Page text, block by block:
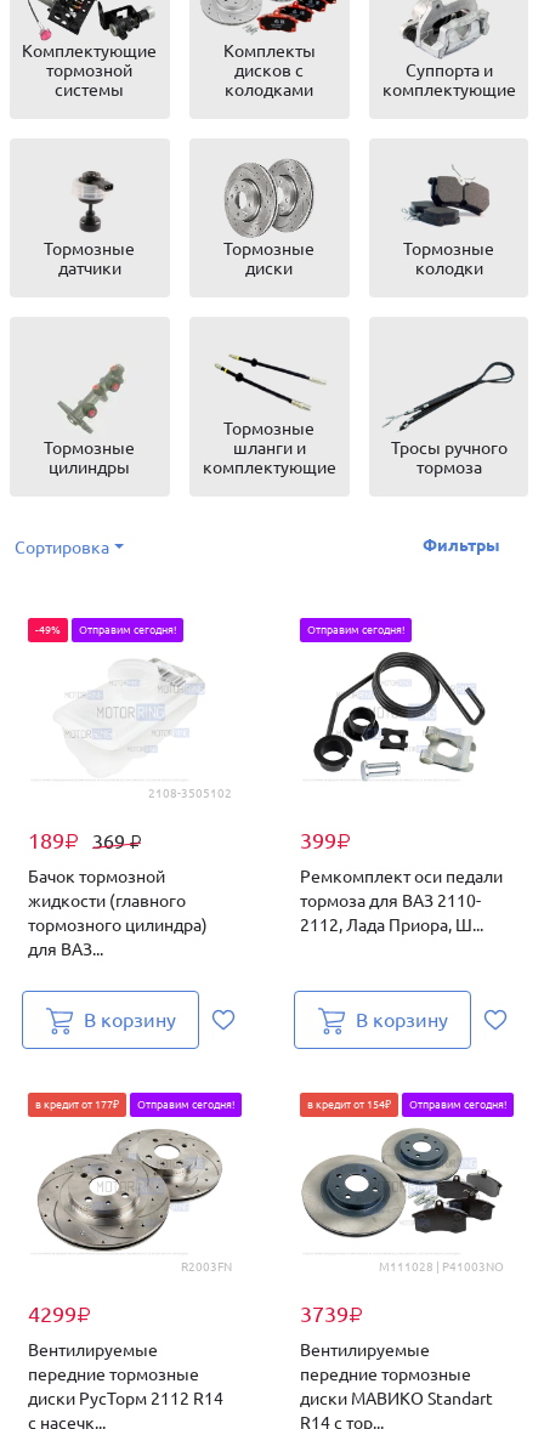
Комплектующие
тормозной
системы
Комплекты
дисков с
колодками
Суппорта и
комплектующие
Тормозные
датчики
Тормозные
диски
Тормозные
колодки
Тормозные
цилиндры
Тормозные
шланги и
комплектующие
Тросы ручного
тормоза
Сортировка Фильтры
2108-3505102
189₽ 369₽
-49% Отправим сегодня!
Бачок тормозной
жидкости (главного
тормозного цилиндра)
для ВАЗ...
В корзину
399₽
Отправим сегодня!
Ремкомплект оси педали
тормоза для ВАЗ 2110-
2112, Лада Приора, Ш...
В корзину
R2003FN
4299₽
в кредит от 177₽ Отправим сегодня!
Вентилируемые
передние тормозные
диски РусТорм 2112 R14
с насечк...
M111028 | P41003NO
3739₽
в кредит от 154₽ Отправим сегодня!
Вентилируемые
передние тормозные
диски МАВИКО Standart
R14 с тор...